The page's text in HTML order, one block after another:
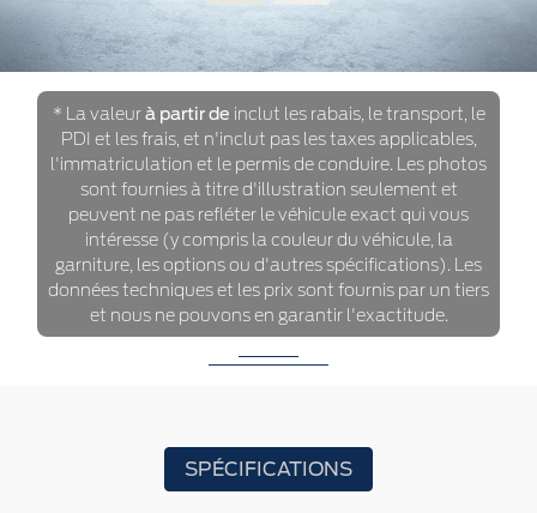
* La valeurà partir de inclut les rabais, le transport, le
PDI et les frais, et n'inclut pas les taxes applicables,
l'immatriculation et le permis de conduire. Les photos
sont fournies à titre d'illustration seulement et
peuvent ne pas refléter le véhicule exact qui vous
intéresse (y compris la couleur du véhicule, la
garniture, les options ou d'autres spécifications). Les
données techniques et les prix sont fournis par un tiers
et nous ne pouvons en garantir l'exactitude.
SPÉCIFICATIONS